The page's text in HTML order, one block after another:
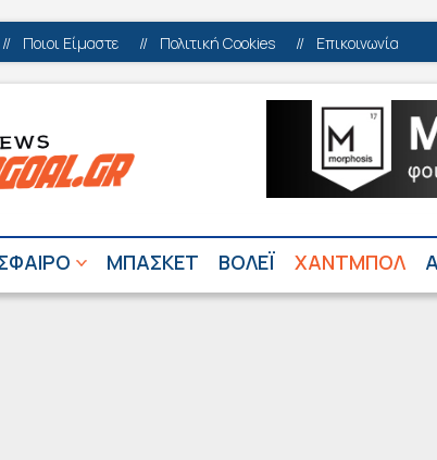
// Ποιοι Είμαστε // Πολιτική Cookies // Επικοινωνία
ΜΠΑΣΚΕΤ ΒΟΛΕΪ ΧΑΝΤΜΠΟΛ